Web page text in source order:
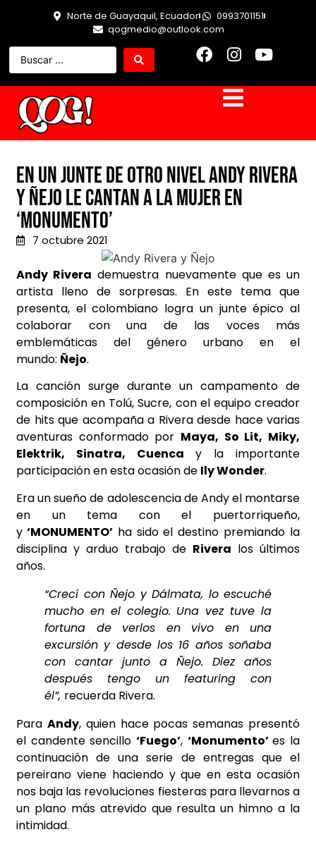
Norte de Guayaquil, Ecuador
0993701151
qogmedio@outlook.com
En un junte de otro nivel Andy Rivera
y Ñejo le cantan a la mujer en
‘Monumento’
7 octubre 2021
Andy Rivera demuestra nuevamente que es un
artista lleno de sorpresas. En este tema que
presenta, el colombiano logra un junte épico al
colaborar con una de las voces más
emblemáticas del género urbano en el
mundo: Ñejo.
La canción surge durante un campamento de
composición en Tolú, Sucre, con el equipo creador
de hits que acompaña a Rivera desde hace varias
aventuras conformado por Maya, So Lit, Miky,
Elektrik, Sinatra, Cuenca y la importante
participación en esta ocasión de Ily Wonder.
Era un sueño de adolescencia de Andy el montarse
en un tema con el puertorriqueño,
y ‘MONUMENTO’ ha sido el destino premiando la
disciplina y arduo trabajo de Rivera los últimos
años.
“Crecí con Ñejo y Dálmata, lo escuché
mucho en el colegio. Una vez tuve la
fortuna de verlos en vivo en una
excursión y desde los 16 años soñaba
con cantar junto a Ñejo. Diez años
después tengo un featuring con
él”, recuerda Rivera.
Para Andy, quien hace pocas semanas presentó
el candente sencillo ‘Fuego’, ‘Monumento’ es la
continuación de una serie de entregas que el
pereirano viene haciendo y que en esta ocasión
nos baja las revoluciones fiesteras para llevarnos a
un plano más atrevido que resulta un himno a la
intimidad.